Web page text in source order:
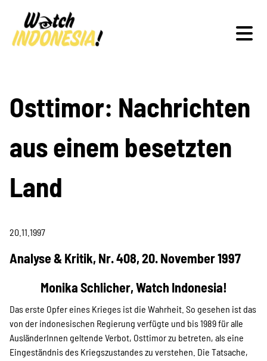
Schwerpunkte
Veranstaltungen
Projekte
Kampagne
Osttimor: Nachrichten
aus einem besetzten
Land
20.11.1997
Analyse & Kritik, Nr. 408, 20. November 1997
Monika Schlicher, Watch Indonesia!
Das erste Opfer eines Krieges ist die Wahrheit. So gesehen ist das
von der indonesischen Regierung verfügte und bis 1989 für alle
AusländerInnen geltende Verbot, Osttimor zu betreten, als eine
Eingeständnis des Kriegszustandes zu verstehen. Die Tatsache,